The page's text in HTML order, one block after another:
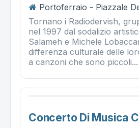
Portoferraio - Piazzale
Tornano i Radiodervish,
nel 1997 dal sodalizio
Salameh e Michele
differenza culturale delle
a canzoni che sono piccoli...
Concerto Di Musica